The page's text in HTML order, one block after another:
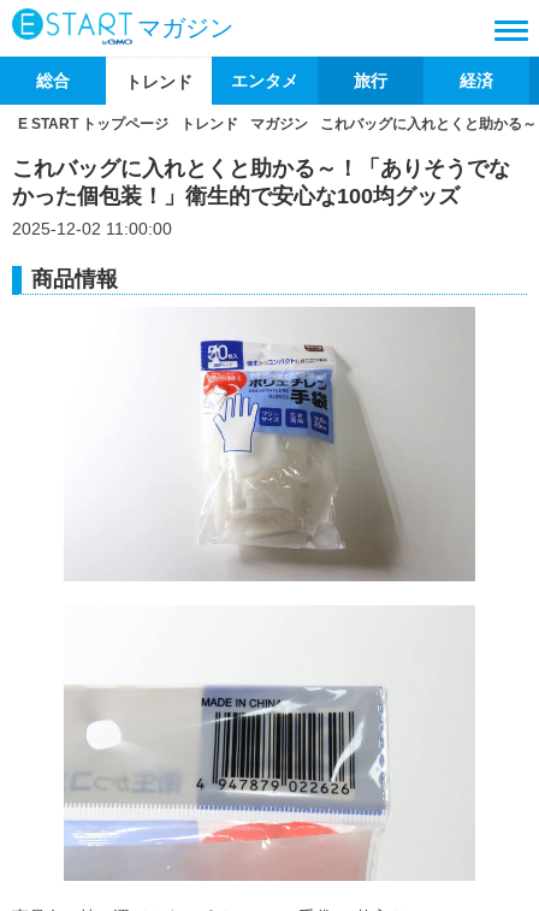
マガジン
総合 トレンド エンタメ 旅行 経済
E START トップページ トレンド マガジン これバッグに入れとくと助かる
これバッグに入れとくと助かる～！「ありそうでな
かった個包装！」衛生的で安心な100均グッズ
2025-12-02 11:00:00
商品情報